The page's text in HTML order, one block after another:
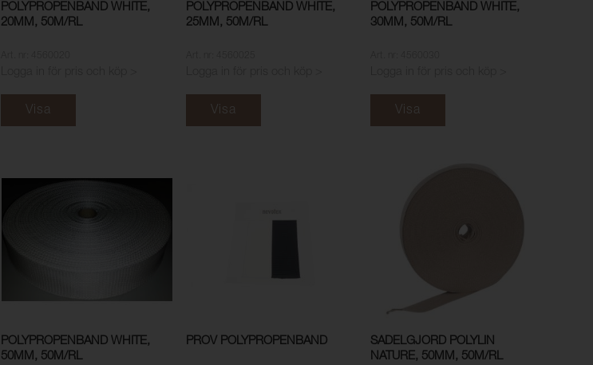
POLYPROPENBAND WHITE,
20MM, 50M/RL
Visa
POLYPROPENBAND WHITE,
25MM, 50M/RL
Visa
POLYPROPENBAND WHITE,
30MM, 50M/RL
Visa
POLYPROPENBAND WHITE,
50MM, 50M/RL
PROV POLYPROPENBAND
SADELGJORD POLYLIN
NATURE, 50MM, 50M/RL